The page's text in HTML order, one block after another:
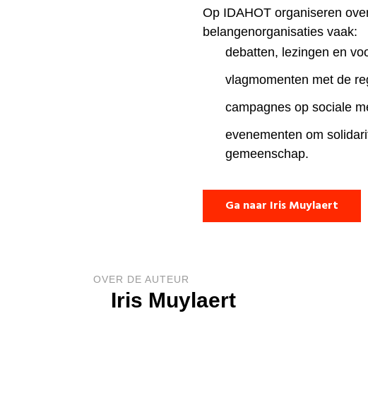
Op IDAHOT organiseren
belangenorganisaties vaak:
debatten, lezingen en
vlagmomenten met de
campagnes op sociale
evenementen om
gemeenschap.
Ga naar Iris Muylaert
OVER DE AUTEUR
Iris Muylaert